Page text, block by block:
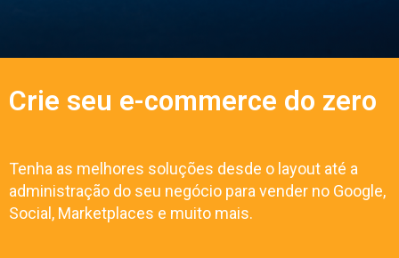
Crie seu e-commerce do zero
Tenha as melhores soluções desde o layout até a
administração do seu negócio para vender no Google,
Social, Marketplaces e muito mais.